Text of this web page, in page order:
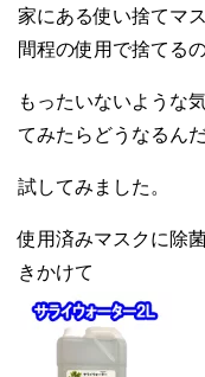
家にある使い捨てマ
間程の使用で捨てる
もったいないような
てみたらどうなるん
試してみました。
使用済みマスクに除
きかけて